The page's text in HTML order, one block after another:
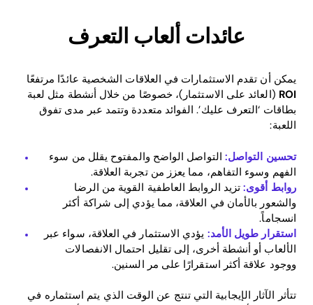
عائدات ألعاب التعرف
يمكن أن تقدم الاستثمارات في العلاقات الشخصية عائدًا مرتفعًا
ROI (العائد على الاستثمار)، خصوصًا من خلال أنشطة مثل لعبة
بطاقات ‘التعرف عليك’. الفوائد متعددة وتتمد عبر مدى تفوق
اللعبة:
تحسين التواصل: التواصل الواضح والمفتوح يقلل من سوء
الفهم وسوء التفاهم، مما يعزز من تجربة العلاقة.
روابط أقوى:تزيد الروابط العاطفية القوية من الرضا
والشعور بالأمان في العلاقة، مما يؤدي إلى شراكة أكثر
انسجاماً.
استقرار طويل الأمد: يؤدي الاستثمار في العلاقة، سواء عبر
الألعاب أو أنشطة أخرى، إلى تقليل احتمال الانفصالات
ووجود علاقة أكثر استقرارًا على مر السنين.
تتأثر الآثار الإيجابية التي تنتج عن الوقت الذي يتم استثماره في